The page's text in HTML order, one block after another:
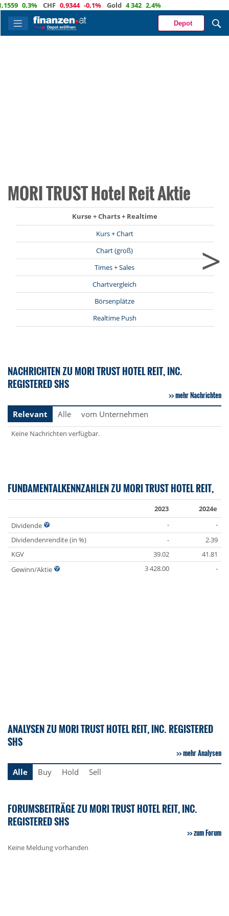
0,3% CHF 0,9344 -0,1% Gold 4 342 2,4%
Depot
MORI TRUST Hotel Reit Aktie
Kurse + Charts + Realtime
Kurs + Chart
Chart (groß)
Times + Sales
Chartvergleich
Börsenplätze
Realtime Push
>
NACHRICHTEN ZU MORI TRUST HOTEL REIT, INC.
REGISTERED SHS
mehr Nachrichten
Relevant
Alle vom Unternehmen
Keine Nachrichten verfügbar.
FUNDAMENTALKENNZAHLEN ZU MORI TRUST HOTEL REIT,
2023
2024e
Dividende
-
-
Dividendenrendite (in %)
-
2.39
KGV
39.02
41.81
Gewinn/Aktie
3 428.00 -
ANALYSEN ZU MORI TRUST HOTEL REIT, INC. REGISTERED
SHS
mehr Analysen
Alle
Buy Hold Sell
FORUMSBEITRÄGE ZU MORI TRUST HOTEL REIT, INC.
REGISTERED SHS
zum Forum
Keine Meldung vorhanden